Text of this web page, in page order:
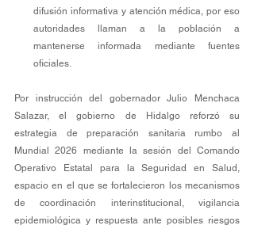
difusión informativa y atención médica, por eso
autoridades llaman a la población a
mantenerse informada mediante fuentes
oficiales.
Por instrucción del gobernador Julio Menchaca
Salazar, el gobierno de Hidalgo reforzó su
estrategia de preparación sanitaria rumbo al
Mundial 2026 mediante la sesión del Comando
Operativo Estatal para la Seguridad en Salud,
espacio en el que se fortalecieron los mecanismos
de coordinación interinstitucional, vigilancia
epidemiológica y respuesta ante posibles riesgos